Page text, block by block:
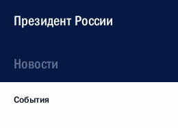
Президент России
Новости
События